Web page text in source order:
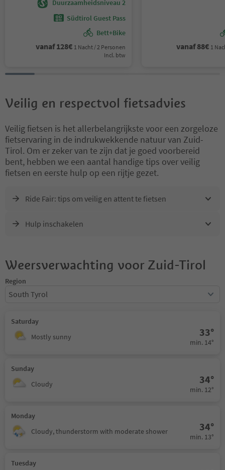
Strada del Vino, Alto Adige Wine
Duurzaamheidsniveau 2
Südtirol Guest Pass
Bett+Bike
vanaf128€ 1 Nacht / 2 Personen
Incl. btw
vanaf88€ 1
Veilig en respectvol fietsadvies
Veilig fietsen is het allerbelangrijkste voor een zorgeloze
fietservaring in de indrukwekkende natuur van Zuid-
Tirol. Om er zeker van te zijn dat je goed voorbereid
bent, hebben we een aantal handige tips over veilig
fietsen en eerste hulp op een rijtje gezet.
Ride Fair: tips om veilig en attent te fietsen
Hulp inschakelen
Weersverwachting voor Zuid-Tirol
Region
South Tyrol
Saturday
Mostly sunny
33°
min. 14°
Sunday
Cloudy
34°
min. 12°
Monday
Cloudy, thunderstorm with moderate shower
34°
min. 13°
Tuesday